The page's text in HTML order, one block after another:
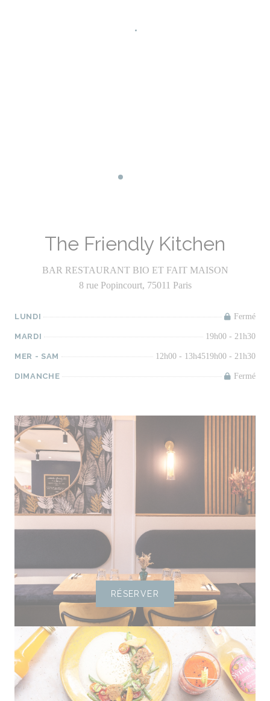
Facebook ((ouvre une nouvelle
The Friendly Kitchen
BAR RESTAURANT BIO ET FAIT MAISON
8 rue Popincourt, 75011 Paris
LUNDI Fermé
MARDI 19h00 - 21h30
MER - SAM 12h00 - 13h4519h00 - 21h30
DIMANCHE Fermé
RÉSERVER